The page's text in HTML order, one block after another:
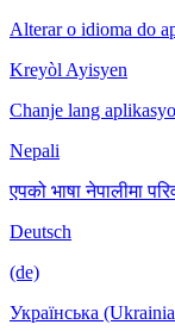
Alterar o idioma do
Kreyòl Ayisyen
Chanje lang
Nepali
एपको भाषा नेपालीमा
Deutsch
(de)
Українська